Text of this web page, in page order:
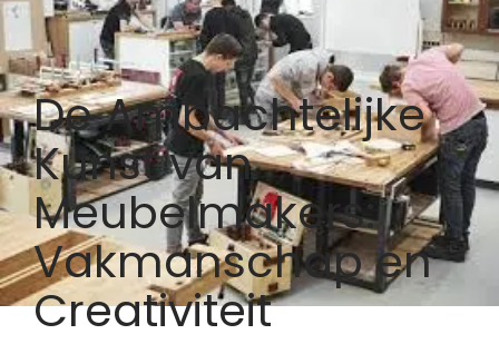
De Ambachtelijke
Kunst van
Meubelmakers:
Vakmanschap en
Creativiteit